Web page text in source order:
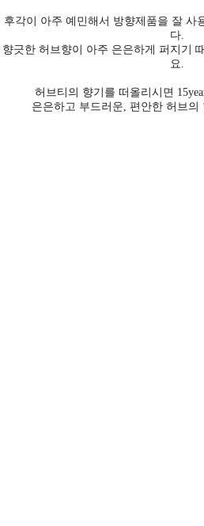
후각이 아주 예민해서 방향제품을 잘 사
다.
향긋한 허브향이 아주 은은하게 퍼지기
요.
허브티의 향기를 떠올리시면
은은하고 부드러운, 편안한 허브의